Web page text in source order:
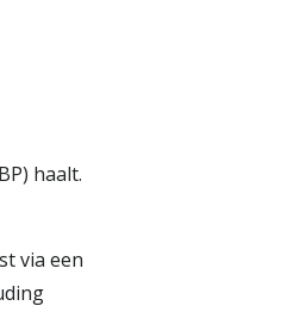
haalt.
via een